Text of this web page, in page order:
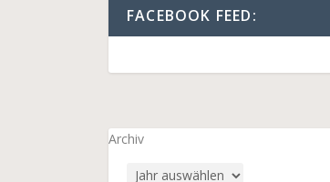
FACEBOOK FEED:
Archiv